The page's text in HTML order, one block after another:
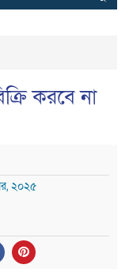
করবে না
২০২৫